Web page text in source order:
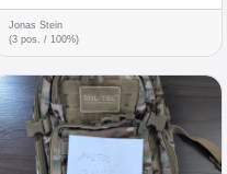
Jonas Stein
(3 pos. / 100%)